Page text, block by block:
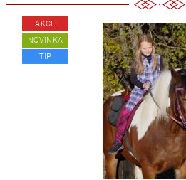
AKCE
NOVINKA
TIP